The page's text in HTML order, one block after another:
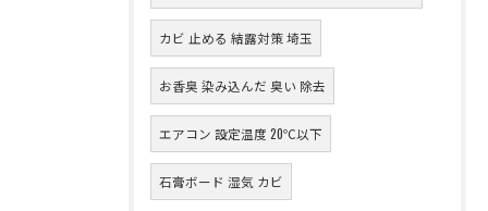
カビ 止める 結露対策 埼玉
お香臭 染み込んだ 臭い 除去
エアコン 設定温度 20℃以下
石膏ボード 湿気 カビ